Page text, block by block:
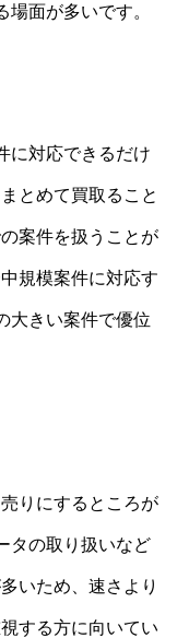
面が多いです。
に対応できるだけ
とめて買取ること
案件を扱うことが
規模案件に対応す
大きい案件で優位
りにするところが
タの取り扱いなど
いため、速さより
する方に向いてい